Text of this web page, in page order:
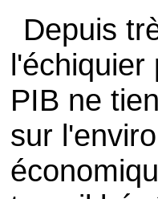
Depuis
l'échiquier
PIB ne
sur